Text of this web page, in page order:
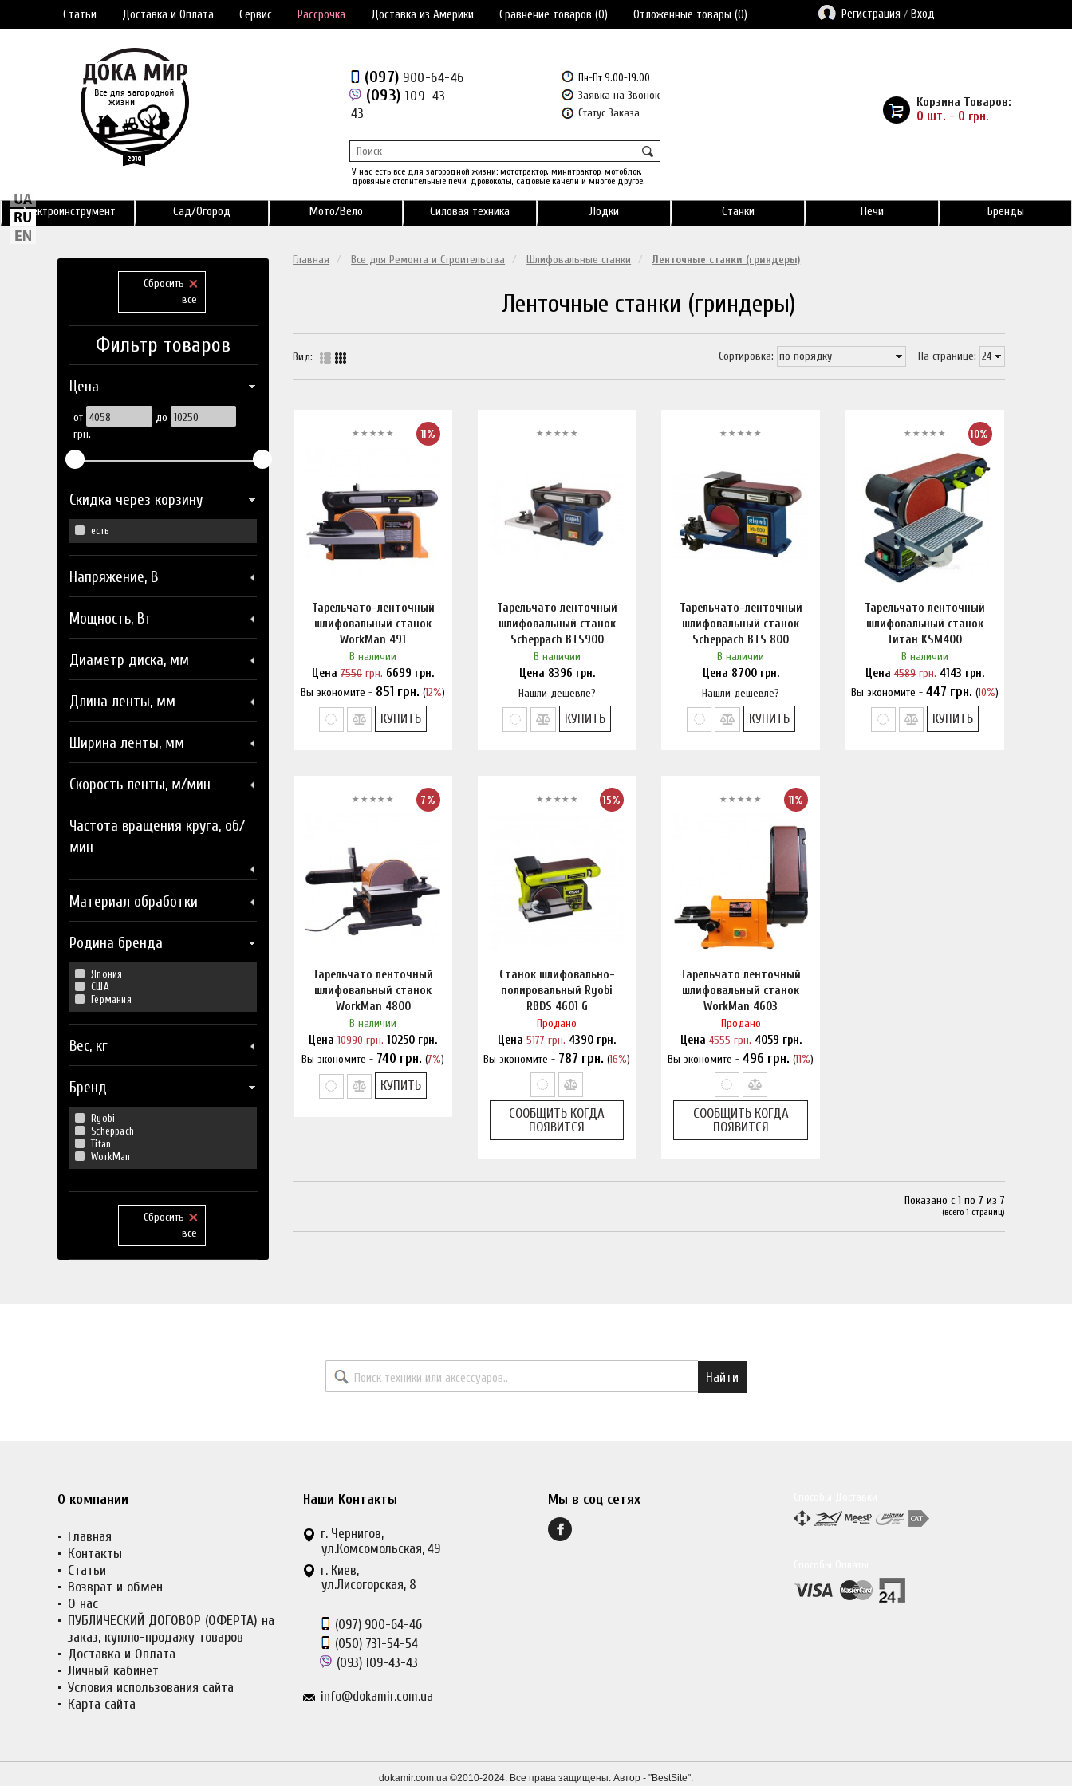
Статьи Доставка и Оплата Сервис Рассрочка Доставка из Америки Сравнение товаров (0) Отложенные товары (0) Регистрация / Вход
(097) 900-64-46
(093) 109-43-
43
Пн-Пт 9.00-19.00
Заявка на Звонок
Статус Заказа
У нас есть все для загородной жизни: мототрактор, минитрактор, мотоблок,
дровяные отопительные печи, дровоколы, садовые качели и многое другое.
Корзина Товаров:
0 шт. - 0 грн.
Электроинструмент Сад/Огород Мото/Вело Силовая техника Лодки Станки Печи Бренды
Сбросить
все
Фильтр товаров
Цена
от
до
грн.
Скидка через корзину
есть
Напряжение, В
Мощность, Вт
Диаметр диска, мм
Длина ленты, мм
Ширина ленты, мм
Скорость ленты, м/мин
Частота вращения круга, об/
мин
Материал обработки
Родина бренда
Япония
США
Германия
Вес, кг
Бренд
Ryobi
Scheppach
Titan
WorkMan
Сбросить
все
Главная Все для Ремонта и Строительства Шлифовальные станки Ленточные станки (гриндеры)
Ленточные станки (гриндеры)
Вид: На странице:
Сортировка:
11%
Тарельчато-ленточный
шлифовальный станок
WorkMan 491
В наличии
Цена 7550 грн. 6699 грн.
Вы экономите - 851 грн. (12%)
Нашли дешевле?
КУПИТЬ
Тарельчато ленточный
шлифовальный станок
Scheppach BTS900
В наличии
Цена 8396 грн.
Нашли дешевле?
КУПИТЬ
Тарельчато-ленточный
шлифовальный станок
Scheppach BTS 800
В наличии
Цена 8700грн.
Нашли дешевле?
КУПИТЬ
10%
Тарельчато ленточный
шлифовальный станок
Титан KSM400
В наличии
Цена4589грн. 4143 грн.
Вы экономите - 447 грн. (10%)
Нашли дешевле?
КУПИТЬ
7%
Тарельчато ленточный
шлифовальный станок
WorkMan 4800
В наличии
Цена 10990 грн. 10250 грн.
Вы экономите - 740 грн. (7%)
Нашли дешевле?
КУПИТЬ
15%
Станок шлифовально-
полировальный Ryobi
RBDS 4601 G
Продано
Цена5177грн. 4390 грн.
Вы экономите - 787 грн. (16%)
Нашли дешевле?
СООБЩИТЬ КОГДА
ПОЯВИТСЯ
11%
Тарельчато ленточный
шлифовальный станок
WorkMan 4603
Продано
Цена4555грн. 4059 грн.
Вы экономите -496 грн. (11%)
Нашли дешевле?
СООБЩИТЬ КОГДА
ПОЯВИТСЯ
Показано с 1 по 7 из 7
(всего 1 страниц)
Найти
О компании
Главная
Контакты
Статьи
Возврат и обмен
О нас
ПУБЛИЧЕСКИЙ ДОГОВОР (ОФЕРТА) на
заказ, куплю-продажу товаров
Доставка и Оплата
Личный кабинет
Условия использования сайта
Карта сайта
Наши Контакты
г. Чернигов,
ул.Комсомольская, 49
г. Киев,
ул.Лисогорская, 8
(097)900-64-46
(050)731-54-54
(093)109-43-43
info@dokamir.com.ua
Мы в соц сетях
dokamir.com.ua ©2010-2024. Все права защищены. Автор - "BestSite".